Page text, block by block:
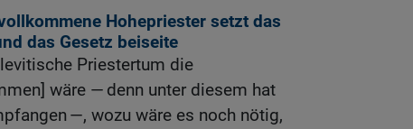
Hohepriester setzt das
das Gesetz beiseite
Priestertum die
wäre — denn unter diesem hat
—, wozu wäre es noch nötig,